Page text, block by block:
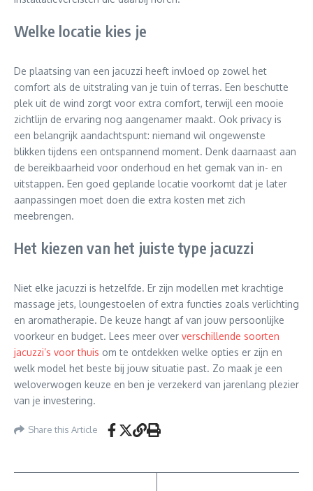
Welke locatie kies je
De plaatsing van een jacuzzi heeft invloed op zowel het
comfort als de uitstraling van je tuin of terras. Een beschutte
plek uit de wind zorgt voor extra comfort, terwijl een mooie
zichtlijn de ervaring nog aangenamer maakt. Ook privacy is
een belangrijk aandachtspunt: niemand wil ongewenste
blikken tijdens een ontspannend moment. Denk daarnaast aan
de bereikbaarheid voor onderhoud en het gemak van in- en
uitstappen. Een goed geplande locatie voorkomt dat je later
aanpassingen moet doen die extra kosten met zich
meebrengen.
Het kiezen van het juiste type jacuzzi
Niet elke jacuzzi is hetzelfde. Er zijn modellen met krachtige
massage jets, loungestoelen of extra functies zoals verlichting
en aromatherapie. De keuze hangt af van jouw persoonlijke
voorkeur en budget. Lees meer over verschillende soorten
jacuzzi’s voor thuis om te ontdekken welke opties er zijn en
welk model het beste bij jouw situatie past. Zo maak je een
weloverwogen keuze en ben je verzekerd van jarenlang plezier
van je investering.
Share this Article